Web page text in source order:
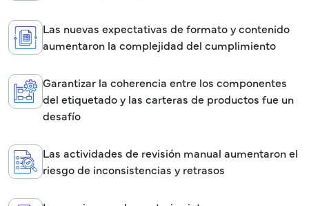
Las nuevas expectativas de formato y contenido
aumentaron la complejidad del cumplimiento
Garantizar la coherencia entre los componentes
del etiquetado y las carteras de productos fue un
desafío
Las actividades de revisión manual aumentaron el
riesgo de inconsistencias y retrasos